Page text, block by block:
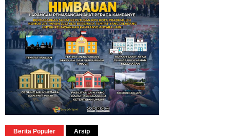
Berita Populer Arsip